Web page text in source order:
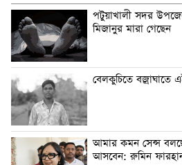
পটুয়াখালী সদর
মিজানুর মারা গেছেন
বেলকুচিতে বজ্রাঘাতে
আমার কমন সেন্স
আসবেন: রুমিন